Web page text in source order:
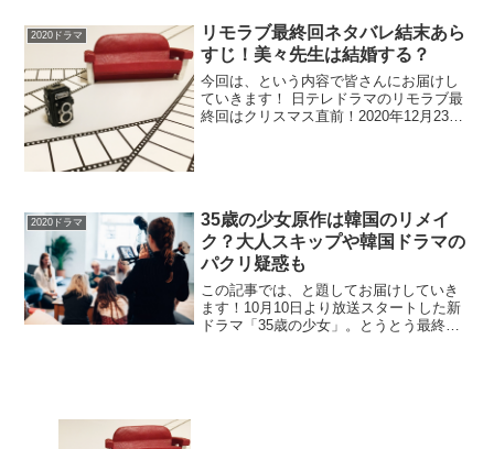
2020ドラマ
リモラブ最終回ネタバレ結末あら
すじ！美々先生は結婚する？
今回は、という内容で皆さんにお届けし
ていきます！ 日テレドラマのリモラブ最
終回はクリスマス直前！2020年12月23日
2020ドラマ
35歳の少女原作は韓国のリメイ
ク？大人スキップや韓国ドラマの
パクリ疑惑も
この記事では、と題してお届けしていき
ます！10月10日より放送スタートした新
ドラマ「35歳の少女」。とうとう最終回